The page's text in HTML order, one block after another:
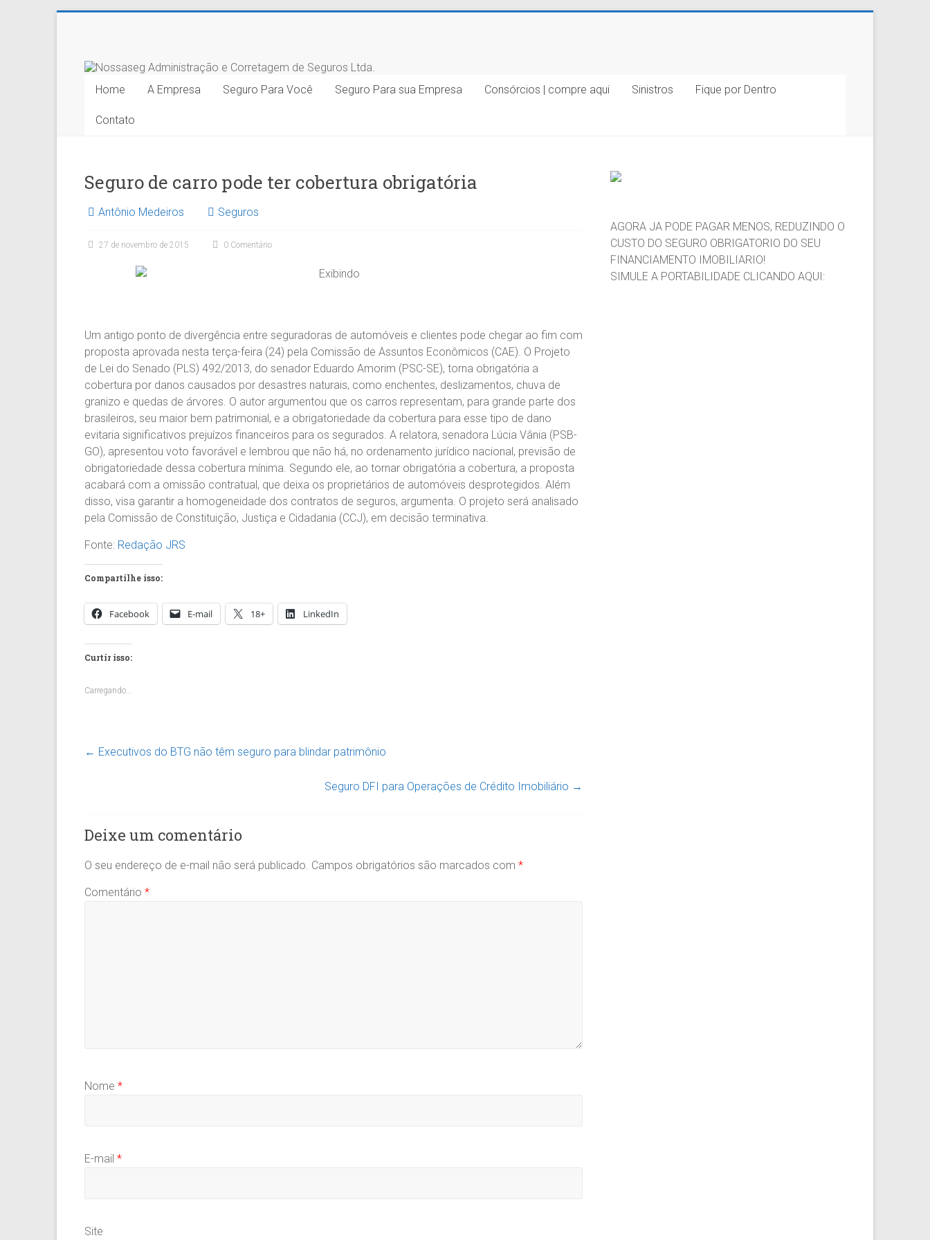
Nossaseg
Administração
Corretagem
Seguros
Ltda.
Home A Empresa Seguro Para Você Seguro Para sua Empresa Consórcios | compre aqui Sinistros Fique por Dentro
Contato
Seguro de carro pode ter cobertura obrigatória
Antônio Medeiros Seguros
27 de novembro de 2015 0 Comentário
Um antigo ponto de divergência entre seguradoras de automóveis e clientes pode chegar ao fim com
proposta aprovada nesta terça-feira (24) pela Comissão de Assuntos Econômicos (CAE). O Projeto
de Lei do Senado (PLS) 492/2013, do senador Eduardo Amorim (PSC-SE), torna obrigatória a
cobertura por danos causados por desastres naturais, como enchentes, deslizamentos, chuva de
granizo e quedas de árvores. O autor argumentou que os carros representam, para grande parte dos
brasileiros, seu maior bem patrimonial, e a obrigatoriedade da cobertura para esse tipo de dano
evitaria significativos prejuízos financeiros para os segurados. A relatora, senadora Lúcia Vânia (PSB-
GO), apresentou voto favorável e lembrou que não há, no ordenamento jurídico nacional, previsão de
obrigatoriedade dessa cobertura mínima. Segundo ele, ao tornar obrigatória a cobertura, a proposta
acabará com a omissão contratual, que deixa os proprietários de automóveis desprotegidos. Além
disso, visa garantir a homogeneidade dos contratos de seguros, argumenta. O projeto será analisado
pela Comissão de Constituição, Justiça e Cidadania (CCJ), em decisão terminativa.
Fonte: Redação JRS
Compartilhe isso:
Facebook E-mail 18+ LinkedIn
Curtir isso:
Carregando...
← Executivos do BTG não têm seguro para blindar patrimônio
Seguro DFI para Operações de Crédito Imobiliário →
Deixe um comentário
O seu endereço de e-mail não será publicado. Campos obrigatórios são marcados com *
Comentário *
Nome *
E-mail *
Site
AGORA JA PODE PAGAR MENOS, REDUZINDO O
CUSTO DO SEGURO OBRIGATORIO DO SEU
FINANCIAMENTO IMOBILIARIO!
SIMULE A PORTABILIDADE CLICANDO AQUI: